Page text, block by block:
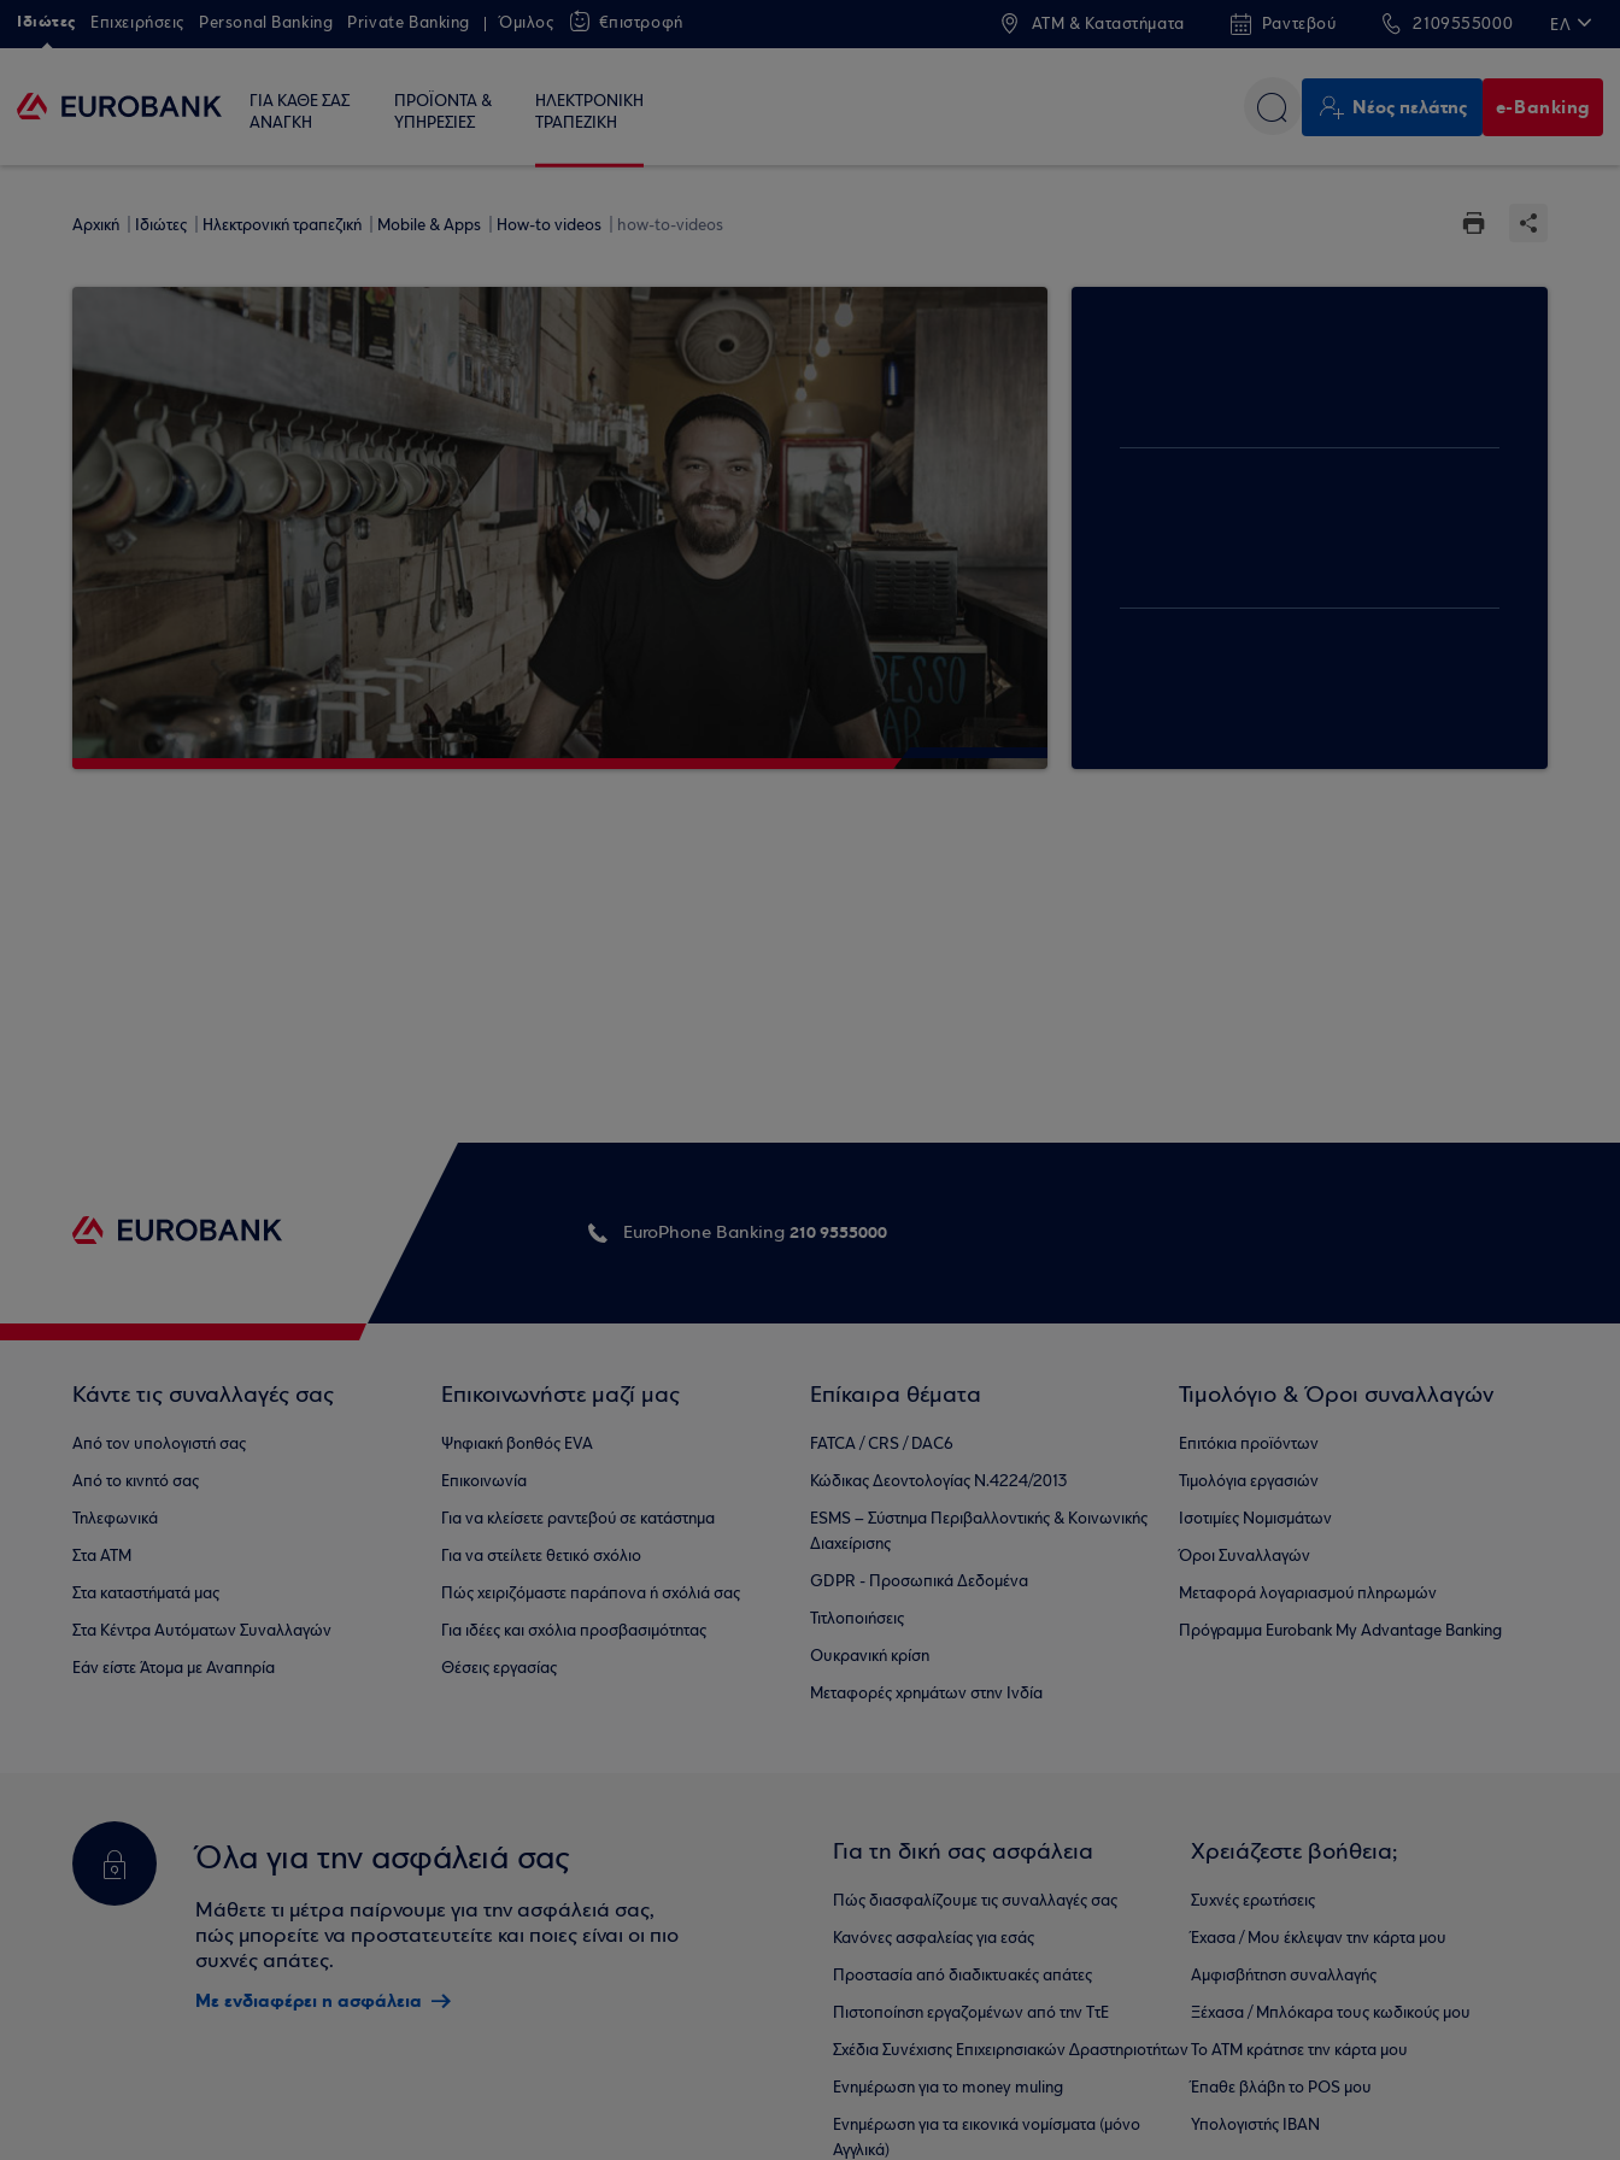
Ιδιώτες Επιχειρήσεις Personal Banking Private Banking Όμιλος €πιστροφή ATM & Καταστήματα Ραντεβού 2109555000 ΕΛ
ΓΙΑ ΚΑΘΕ ΣΑΣ
ΑΝΑΓΚΗ
ΠΡΟΪΟΝΤΑ &
ΥΠΗΡΕΣΙΕΣ
ΗΛΕΚΤΡΟΝΙΚΗ
ΤΡΑΠΕΖΙΚΗ
Νέος πελάτης e-Banking
Αρχική Ιδιώτες Ηλεκτρονική τραπεζική Mobile & Apps How-to videos how-to-videos
EuroPhone Banking 210 9555000
Κάντε τις συναλλαγές σας
Από τον υπολογιστή σας
Από το κινητό σας
Τηλεφωνικά
Στα ΑΤΜ
Στα καταστήματά μας
Στα Κέντρα Αυτόματων Συναλλαγών
Εάν είστε Άτομα με Αναπηρία
Επικοινωνήστε μαζί μας
Ψηφιακή βοηθός EVA
Επικοινωνία
Για να κλείσετε ραντεβού σε κατάστημα
Για να στείλετε θετικό σχόλιο
Πώς χειριζόμαστε παράπονα ή σχόλιά σας
Για ιδέες και σχόλια προσβασιμότητας
Θέσεις εργασίας
Επίκαιρα θέματα
FATCA / CRS / DAC6
Κώδικας Δεοντολογίας Ν.4224/2013
ESMS – Σύστημα Περιβαλλοντικής & Κοινωνικής
Διαχείρισης
GDPR - Προσωπικά Δεδομένα
Τιτλοποιήσεις
Ουκρανική κρίση
Μεταφορές χρημάτων στην Ινδία
Τιμολόγιο & Όροι συναλλαγών
Επιτόκια προϊόντων
Τιμολόγια εργασιών
Ισοτιμίες Νομισμάτων
Όροι Συναλλαγών
Μεταφορά λογαριασμού πληρωμών
Πρόγραμμα Eurobank My Advantage Banking
Όλα για την ασφάλειά σας
Μάθετε τι μέτρα παίρνουμε για την ασφάλειά σας,
πώς μπορείτε να προστατευτείτε και ποιες είναι οι πιο
συχνές απάτες.
Με ενδιαφέρει η ασφάλεια
Για τη δική σας ασφάλεια
Πώς διασφαλίζουμε τις συναλλαγές σας
Κανόνες ασφαλείας για εσάς
Προστασία από διαδικτυακές απάτες
Πιστοποίηση εργαζομένων από την ΤτΕ
Σχέδια Συνέχισης Επιχειρησιακών ∆ραστηριοτήτων
Ενημέρωση για το money muling
Ενημέρωση για τα εικονικά νομίσματα (μόνο
Αγγλικά)
Χρειάζεστε βοήθεια;
Συχνές ερωτήσεις
Έχασα / Μου έκλεψαν την κάρτα μου
Αμφισβήτηση συναλλαγής
Ξέχασα / Μπλόκαρα τους κωδικούς μου
Το ΑΤΜ κράτησε την κάρτα μου
Έπαθε βλάβη το POS μου
Υπολογιστής IBAN